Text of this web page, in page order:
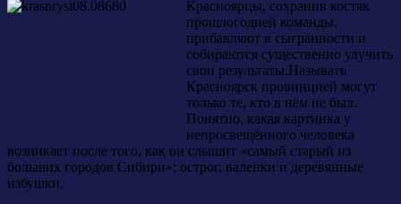
Красноярцы, сохранив костяк
прошлогодней команды,
прибавляют в сыгранности и
собираются существенно улучить
свои результаты.Называть
Красноярск провинцией могут
только те, кто в нём не был.
Понятно, какая картинка у
непросвещённого человека
возникает после того, как он слышит «самый старый из
больших городов Сибири»: острог, валенки и деревянные
избушки.